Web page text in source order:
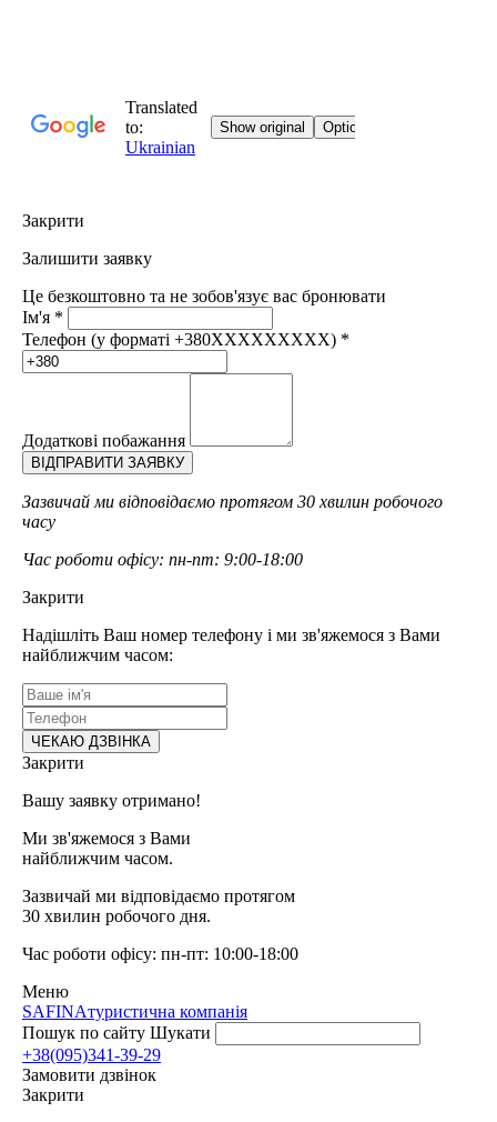
Закрити
Залишити заявку
Це безкоштовно та не зобов'язує вас бронювати
Ім'я *
Телефон (у форматі +380XXXXXXXXX) *
Додаткові побажання
Зазвичай ми відповідаємо протягом 30 хвилин робочого
часу
Час роботи офісу: пн-пт: 9:00-18:00
Закрити
Надішліть Ваш номер телефону і ми зв'яжемося з Вами
найближчим часом:
Закрити
Вашу заявку отримано!
Ми зв'яжемося з Вами
найближчим часом.
Зазвичай ми відповідаємо протягом
30 хвилин робочого дня.
Час роботи офісу: пн-пт: 10:00-18:00
Меню
SAFINAтуристична компанія
Пошук по сайту Шукати
+38(095)341-39-29
Замовити дзвінок
Закрити